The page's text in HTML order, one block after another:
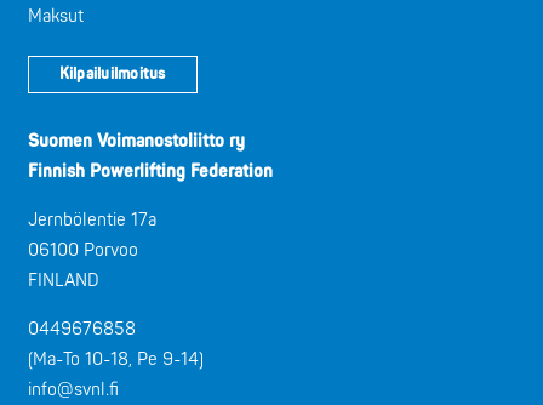
Maksut
Kilpailuilmoitus
Suomen Voimanostoliitto ry
Finnish Powerlifting Federation
Jernbölentie 17a
06100 Porvoo
FINLAND
0449676858
(Ma-To 10-18, Pe 9-14)
info@svnl.fi